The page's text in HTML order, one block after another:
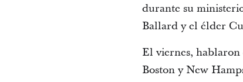
durante su
Ballard y el élder
El viernes, hablaron
Boston y New